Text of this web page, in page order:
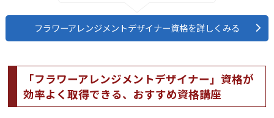
フラワーアレンジメントデザイナー資格を詳しくみる
「フラワーアレンジメントデザイナー」資格が
効率よく取得できる、おすすめ資格講座